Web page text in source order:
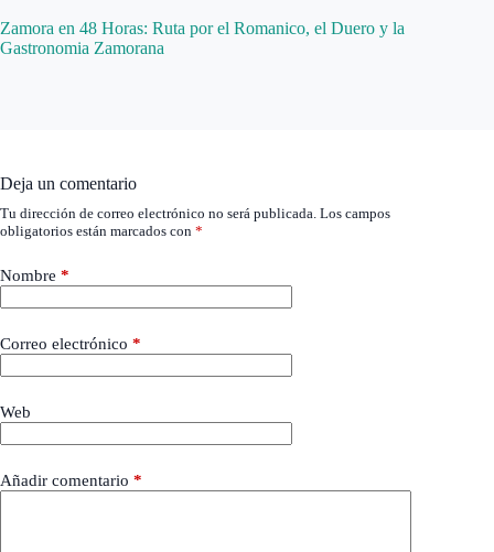
Zamora en 48 Horas: Ruta por el Romanico, el Duero y la
Gastronomia Zamorana
Deja un comentario
Tu dirección de correo electrónico no será publicada. Los campos
obligatorios están marcados con *
Nombre *
Correo electrónico *
Web
Añadir comentario *